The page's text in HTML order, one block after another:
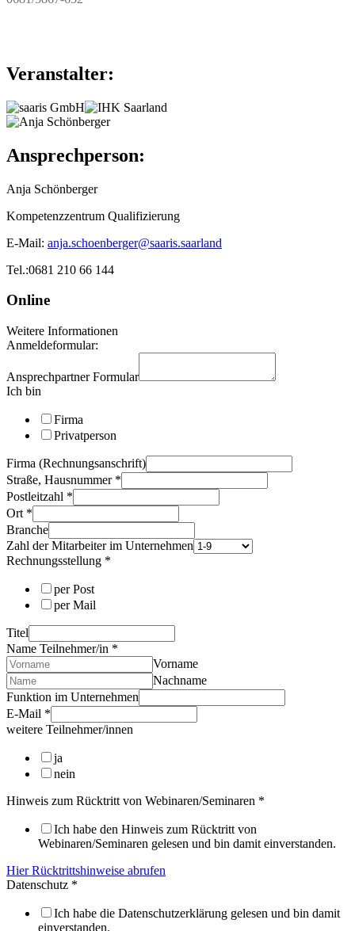
Veranstalter:
Ansprechperson:
Anja Schönberger
Kompetenzzentrum Qualifizierung
E-Mail: anja.schoenberger@saaris.saarland
Tel.:0681 210 66 144
Online
Weitere Informationen
Anmeldeformular:
Ansprechpartner Formular
Ich bin
Firma
Privatperson
Firma (Rechnungsanschrift)
Straße, Hausnummer *
Postleitzahl *
Ort *
Branche
Zahl der Mitarbeiter im Unternehmen
Rechnungsstellung *
per Post
per Mail
Titel
Name Teilnehmer/in *
Vorname
Nachname
Funktion im Unternehmen
E-Mail *
weitere Teilnehmer/innen
ja
nein
Hinweis zum Rücktritt von Webinaren/Seminaren *
Ich habe den Hinweis zum Rücktritt von
Webinaren/Seminaren gelesen und bin damit einverstanden.
Hier Rücktrittshinweise abrufen
Datenschutz *
Ich habe die Datenschutzerklärung gelesen und bin damit
einverstanden.